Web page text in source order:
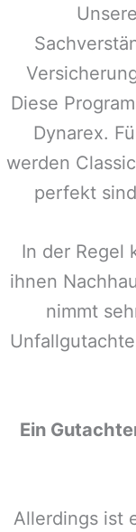
Diese
Dynarex.
werden
perfekt
In der Regel
ihnen
nimmt
Ein
Allerdings ist